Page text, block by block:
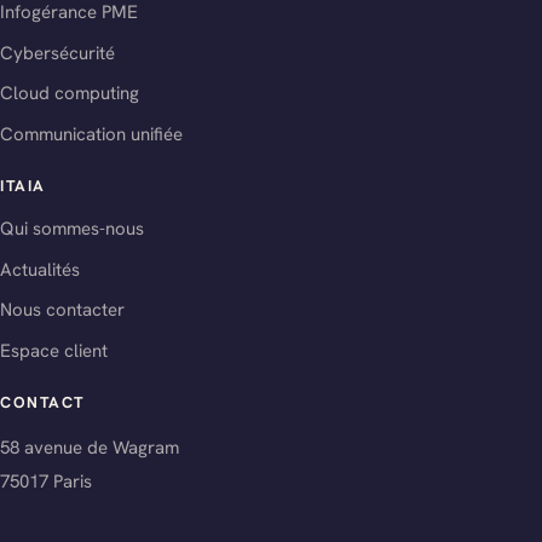
Infogérance PME
Cybersécurité
Cloud computing
Communication unifiée
ITAIA
Qui sommes-nous
Actualités
Nous contacter
Espace client
CONTACT
58 avenue de Wagram
75017 Paris